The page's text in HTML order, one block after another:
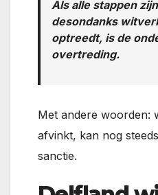
Als alle stappen
desondanks
optreedt, is de
overtreding.
Met andere woorden:
afvinkt, kan nog
sanctie.